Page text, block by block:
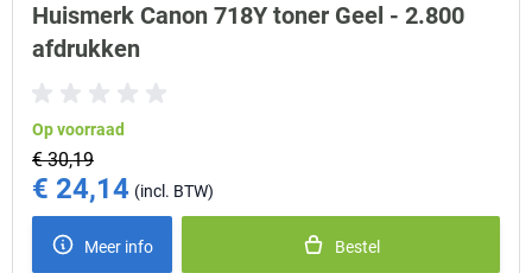
Huismerk Canon 718Y toner Geel - 2.800
afdrukken
Op voorraad
€ 30,19
Special Price
€ 24,14
Meer info Bestel